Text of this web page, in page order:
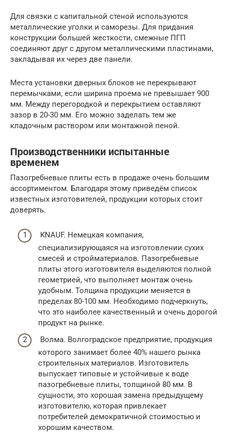
Для связки с капитальной стеной используются
металлические уголки и саморезы. Для придания
конструкции большей жесткости, смежные ПГП
соединяют друг с другом металлическими пластинами,
закладывая их через две панели.
Места установки дверных блоков не перекрывают
перемычками, если ширина проема не превышает 900
мм. Между перегородкой и перекрытием оставляют
зазор в 20-30 мм. Его можно заделать тем же
кладочным раствором или монтажной пеной.
Производственники испытанные
временем
Пазогребневые плиты есть в продаже очень большим
ассортиментом. Благодаря этому приведём список
известных изготовителей, продукции которых стоит
доверять.
KNAUF. Немецкая компания,
специализирующаяся на изготовлении сухих
смесей и стройматериалов. Пазогребневые
плиты этого изготовителя выделяются полной
геометрией, что выполняет монтаж очень
удобным. Толщина продукции меняется в
пределах 80-100 мм. Необходимо подчеркнуть,
что это наиболее качественный и очень дорогой
продукт на рынке.
Волма. Волгоградское предприятие, продукция
которого занимает более 40% нашего рынка
строительных материалов. Изготовитель
выпускает типовые и устойчивые к воде
пазогребневые плиты, толщиной 80 мм. В
сущности, это хорошая замена предыдущему
изготовителю, которая привлекает
потребителей демократичной стоимостью и
хорошим качеством.